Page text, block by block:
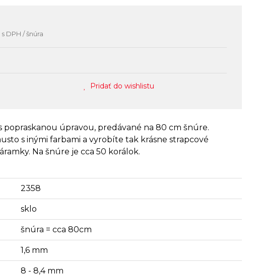
s DPH / šnúra
Pridať do wishlistu
popraskanou úpravou, predávané na 80 cm šnúre.
s inými farbami a vyrobíte tak krásne strapcové
Na šnúre je cca 50 korálok.
2358
sklo
šnúra = cca 80cm
1,6 mm
8 - 8,4 mm